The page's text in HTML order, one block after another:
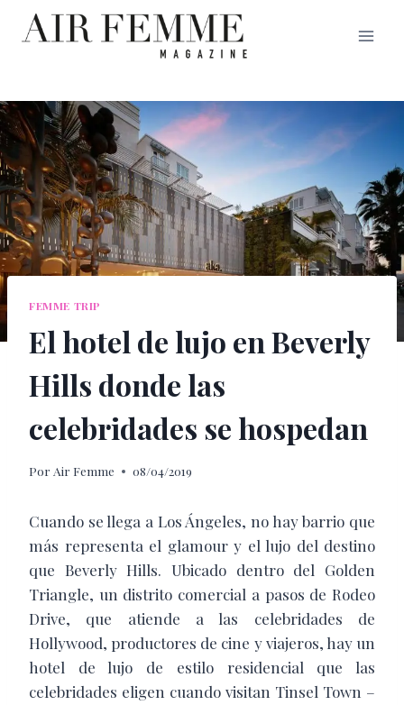
Saltar
FEMME TRIP
El hotel de lujo en Beverly
Hills donde las
celebridades se hospedan
Por Air Femme 08/04/2019
Cuando se llega a Los Ángeles, no hay barrio que
más representa el glamour y el lujo del destino
que Beverly Hills. Ubicado dentro del Golden
Triangle, un distrito comercial a pasos de Rodeo
Drive, que atiende a las celebridades de
Hollywood, productores de cine y viajeros, hay un
hotel de lujo de estilo residencial que las
celebridades eligen cuando visitan Tinsel Town –